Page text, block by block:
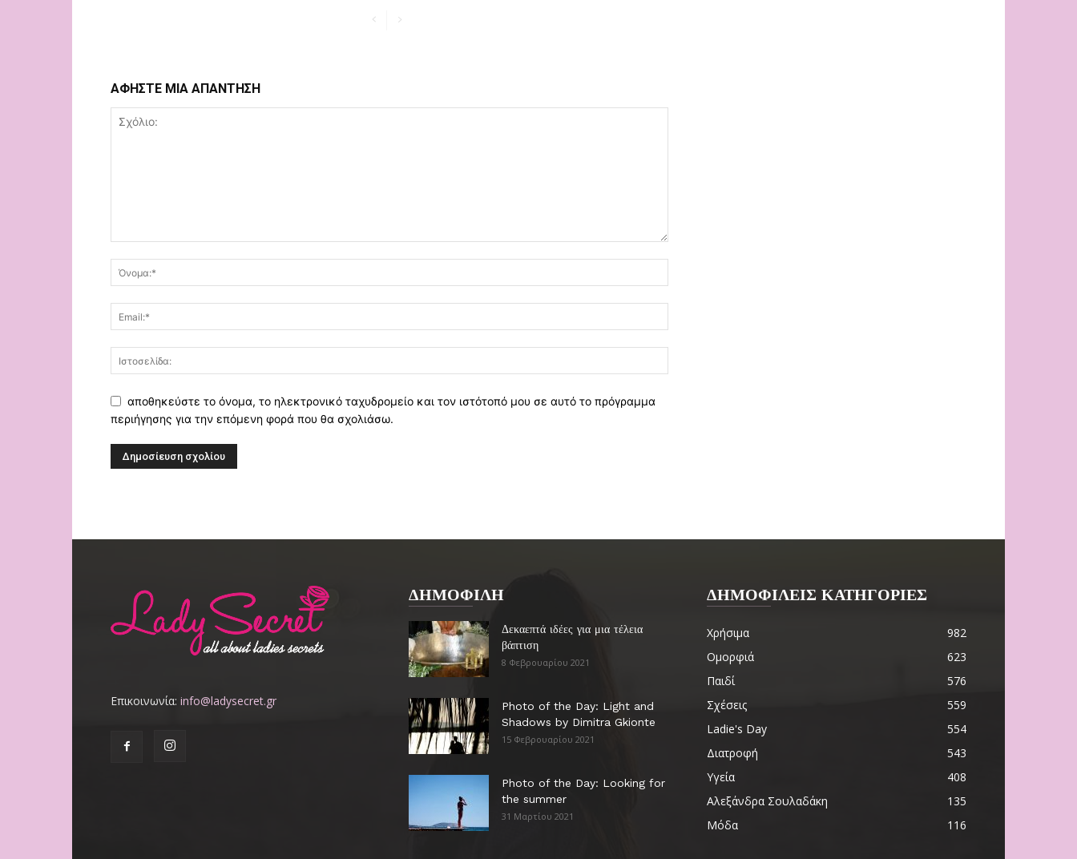
ΑΦΗΣΤΕ ΜΙΑ ΑΠΑΝΤΗΣΗ
αποθηκεύστε το όνομα, το ηλεκτρονικό ταχυδρομείο και τον ιστότοπό μου σε αυτό το πρόγραμμα
περιήγησης για την επόμενη φορά που θα σχολιάσω.
Επικοινωνία: info@ladysecret.gr
ΔΗΜΟΦΙΛΗ
Δεκαεπτά ιδέες για μια τέλεια
βάπτιση
8 Φεβρουαρίου 2021
Photo of the Day: Light and
Shadows by Dimitra Gkionte
15 Φεβρουαρίου 2021
Photo of the Day: Looking for
the summer
31 Μαρτίου 2021
ΔΗΜΟΦΙΛΕΙΣ ΚΑΤΗΓΟΡΙΕΣ
Χρήσιμα
982
Ομορφιά
623
Παιδί
576
Σχέσεις
559
Ladie's Day
554
Διατροφή
543
Υγεία
408
Αλεξάνδρα Σουλαδάκη
135
Μόδα
116